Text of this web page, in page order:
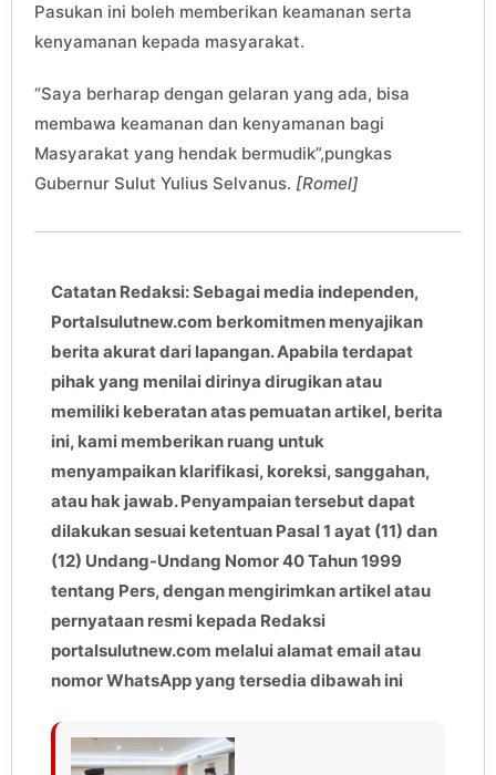
Pasukan ini boleh memberikan keamanan serta
kenyamanan kepada masyarakat.
“Saya berharap dengan gelaran yang ada, bisa
membawa keamanan dan kenyamanan bagi
Masyarakat yang hendak bermudik”,pungkas
Gubernur Sulut Yulius Selvanus. [Romel]
Catatan Redaksi: Sebagai media independen,
Portalsulutnew.com berkomitmen menyajikan
berita akurat dari lapangan. Apabila terdapat
pihak yang menilai dirinya dirugikan atau
memiliki keberatan atas pemuatan artikel, berita
ini, kami memberikan ruang untuk
menyampaikan klarifikasi, koreksi, sanggahan,
atau hak jawab. Penyampaian tersebut dapat
dilakukan sesuai ketentuan Pasal 1 ayat (11) dan
(12) Undang-Undang Nomor 40 Tahun 1999
tentang Pers, dengan mengirimkan artikel atau
pernyataan resmi kepada Redaksi
portalsulutnew.com melalui alamat email atau
nomor WhatsApp yang tersedia dibawah ini